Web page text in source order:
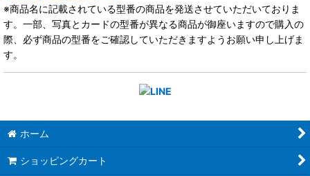
※商品名に記載されている型番の商品を発送させていただいておりま
す。一部、写真とカードの型番が異なる商品が御座いますので購入の
際、必ず商品の型番をご確認していただきますようお願い申し上げま
す。
ホーム
ショッピングカート